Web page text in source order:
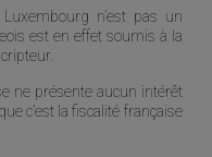
n’est pas un
est en effet soumis à la
ne présente aucun intérêt
c’est la fiscalité française